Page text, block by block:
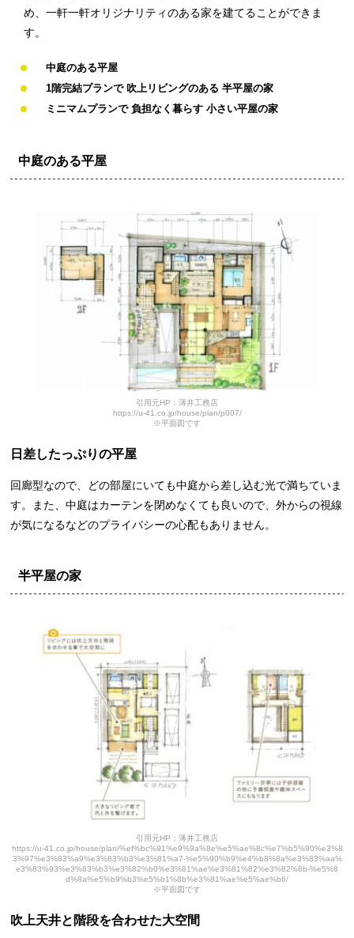
め、一軒一軒オリジナリティのある家を建てることができま
す。
中庭のある平屋
1階完結プランで 吹上リビングのある 半平屋の家
ミニマムプランで 負担なく暮らす 小さい平屋の家
中庭のある平屋
引用元HP：薄井工務店
https://u-41.co.jp/house/plan/p007/
※平面図です
日差したっぷりの平屋
回廊型なので、どの部屋にいても中庭から差し込む光で満ちていま
す。また、中庭はカーテンを閉めなくても良いので、外からの視線
が気になるなどのプライバシーの心配もありません。
半平屋の家
引用元HP：薄井工務店
https://u-41.co.jp/house/plan/%ef%bc%91%e9%9a%8e%e5%ae%8c%e7%b5%90%e3%8
3%97%e3%83%a9%e3%83%b3%e3%81%a7-%e5%90%b9%e4%b8%8a%e3%83%aa%
e3%83%93%e3%83%b3%e3%82%b0%e3%81%ae%e3%81%82%e3%82%8b-%e5%8
d%8a%e5%b9%b3%e5%b1%8b%e3%81%ae%e5%ae%b6/
※平面図です
吹上天井と階段を合わせた大空間